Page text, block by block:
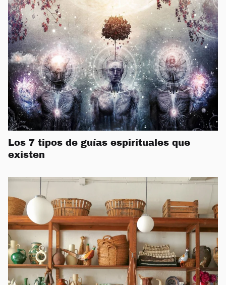
Los 7 tipos de guías espirituales que
existen